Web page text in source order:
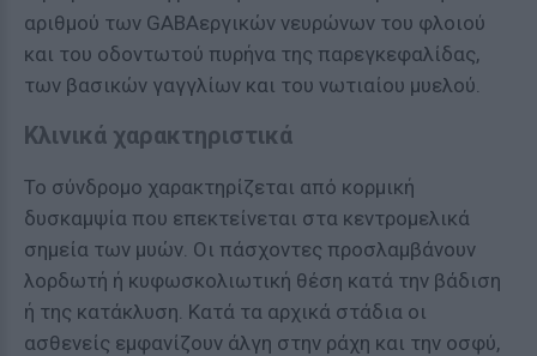
αριθμού των GABAεργικών νευρώνων του φλοιού
και του οδοντωτού πυρήνα της παρεγκεφαλίδας,
των βασικών γαγγλίων και του νωτιαίου μυελού.
Κλινικά χαρακτηριστικά
Το σύνδρομο χαρακτηρίζεται από κορμική
δυσκαμψία που επεκτείνεται στα κεντρομελικά
σημεία των μυών. Οι πάσχοντες προσλαμβάνουν
λορδωτή ή κυφωσκολιωτική θέση κατά την βάδιση
ή της κατάκλυση. Κατά τα αρχικά στάδια οι
ασθενείς εμφανίζουν άλγη στην ράχη και την οσφύ,